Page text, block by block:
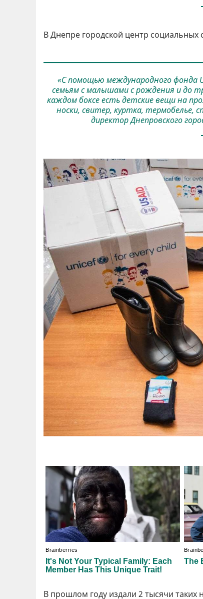
В Днепре городской центр
«С помощью международного фонда
семьям с малышами с рождения и до
каждом боксе есть детские вещи на
носки, свитер, куртка,
директор Днепровского
В прошлом году издали 2 тысячи таких